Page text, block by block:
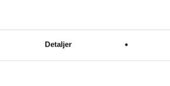
Detaljer
Procesfokus